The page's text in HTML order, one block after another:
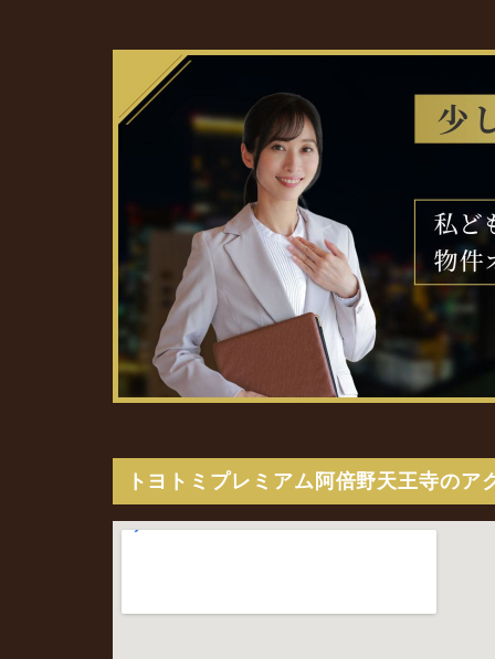
トヨトミプレミアム阿倍野天王寺のア